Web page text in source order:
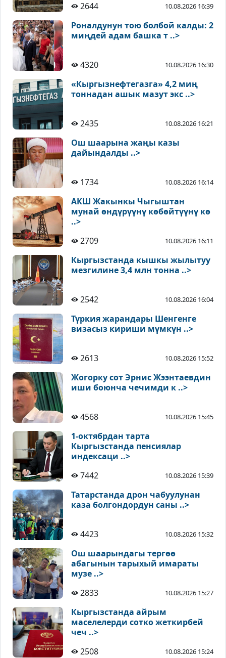
2644 10.08.2026 16:39
Роналдунун тою болбой калды: 2
миңдей адам башка т ..>
4320 10.08.2026 16:30
«Кыргызнефтегазга» 4,2 миң
тоннадан ашык мазут экс ..>
2435 10.08.2026 16:21
Ош шаарына жаңы казы
дайындалды ..>
1734 10.08.2026 16:14
АКШ Жакынкы Чыгыштан
мунай өндүрүүнү көбөйтүүнү кө
..>
2709
10.08.2026 16:11
Кыргызстанда кышкы жылытуу
мезгилине 3,4 млн тонна ..>
2542 10.08.2026 16:04
Түркия жарандары Шенгенге
визасыз кириши мүмкүн ..>
2613 10.08.2026 15:52
Жогорку сот Эрнис Жээнтаевдин
иши боюнча чечимди к ..>
4568 10.08.2026 15:45
1-октябрдан тарта
Кыргызстанда пенсиялар
индексаци ..>
7442
10.08.2026 15:39
Татарстанда дрон чабуулунан
каза болгондордун саны ..>
4423 10.08.2026 15:32
Ош шаарындагы тергөө
абагынын тарыхый имараты
музе ..>
2833
10.08.2026 15:27
Кыргызстанда айрым
маселелерди сотко жеткирбей
чеч ..>
2508
10.08.2026 15:24